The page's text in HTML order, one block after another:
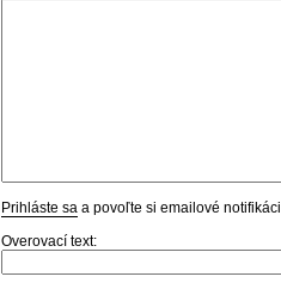
Prihláste sa a povoľte si emailové
Overovací text: